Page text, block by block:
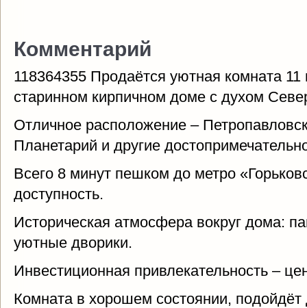
Комментарий
118364355 Продаётся уютная комната
старинном кирпичном доме с духом
Отличное расположение –
Планетарий и другие
Всего 8 минут пешком до метро
доступность.
Историческая атмосфера вокруг дома:
уютные дворики.
Инвестиционная привлекательность –
Комната в хорошем состоянии,